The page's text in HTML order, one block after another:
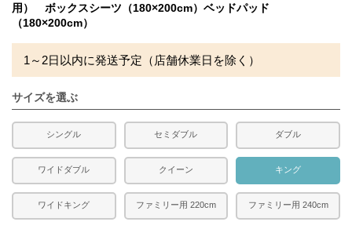
送料
※北海道・沖縄・離島等一部地域へのお届けは別途送料が
発生する場合がございます。また発送予定も変更になる場
用） ボックスシーツ（180×200cm）ベッドパッド
（180×200cm）
1～2日以内に発送予定（店舗休業日を除く）
サイズを選ぶ
シングル セミダブル ダブル
ワイドダブル クイーン キング
ワイドキング ファミリー用 220cm ファミリー用 240cm